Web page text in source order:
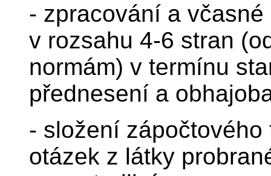
- zpracování a
v rozsahu 4-6 stran
normám) v termínu
přednesení a
- složení zápočtového
otázek z látky